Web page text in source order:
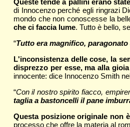
di Innocenzo perché egli ringrazi
mondo che non conoscesse la
che ci faccia lume. Tutto è bello,
“Tutto era magnifico, paragonato
L'inconsistenza delle cose, la
disprezzo per esse, ma alla
innocente: dice Innocenzo Smith
“Con il nostro spirito fiacco,
taglia a bastoncelli il pane
Questa posizione originale non
processo che offre la materia al